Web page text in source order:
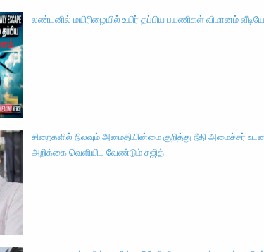
லண்டனில் மயிரிழையில் உயிர் தப்பிய பயணிகள் விமானம்
சிறைகளில் நிலவும் அமைதியின்மை குறித்து நீதி அமைச்சர்
அறிக்கை வெளியிட வேண்டும் சஜித்